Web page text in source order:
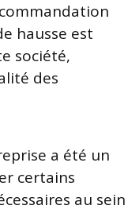
hausse est
société,
des
a été un
certains
au sein